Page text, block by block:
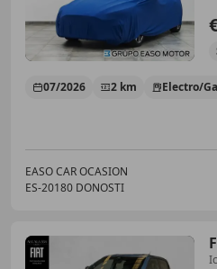
07/2026 2 km Electro/
EASO CAR OCASION
ES-20180 DONOSTI